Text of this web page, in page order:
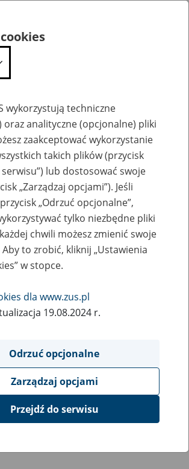
o ubezpieczeniach tuż-
zespołów, które 16 marca będą się
– wojewódzkim – etapie
wiedzieć więcej o
społecznych”. Z 30 tys. uczniów,
do konkursu, pozostało 963
wykorzystują techniczne
oraz analityczne (opcjonalne) pliki
zaakceptować wykorzystanie
takich plików (przycisk
serwisu”) lub dostosować swoje
„Zarządzaj opcjami”). Jeśli
„Odrzuć opcjonalne”,
tylko niezbędne pliki
chwili możesz zmienić swoje
to zrobić, kliknij „Ustawienia
w stopce.
dla www.zus.pl
19.08.2024 r.
Odrzuć opcjonalne
Zarządzaj opcjami
Przejdź do serwisu